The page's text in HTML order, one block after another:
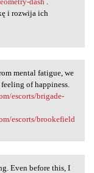
i rozwija ich
from
mental fatigue, we
of happiness.
escorts/brigade-
escorts/brookefield
Even before this, I